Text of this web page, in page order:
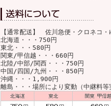
【通常配送】 佐川急便・クロネコ・
北海道・・・750円
東北・・・580円
関東/甲信越・・・660円
北陸/中部/関西・・・750円
中国/四国/九州・・・850円
沖縄・・・1,900円
離島・・・場所により変動（中継料